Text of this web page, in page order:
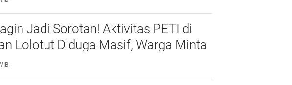
Jadi Sorotan! Aktivitas PETI di
Lolotut Diduga Masif, Warga Minta
Tipidter Turun Tangan